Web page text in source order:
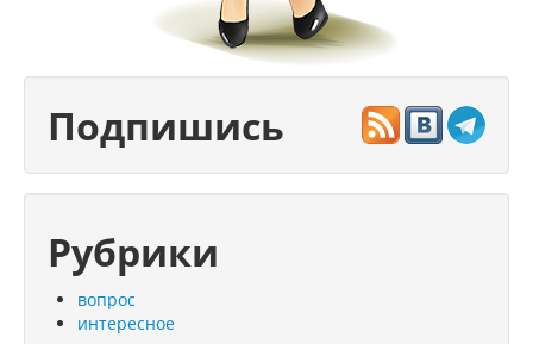
Подпишись
Рубрики
вопрос
интересное